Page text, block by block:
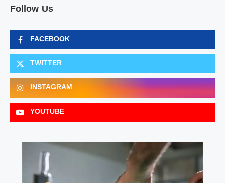
Follow Us
FACEBOOK
TWITTER
INSTAGRAM
YOUTUBE